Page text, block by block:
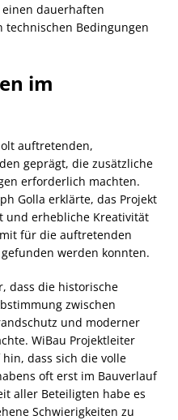
dauerhaften
Bedingungen
im
auftretenden,
geprägt, die zusätzliche
erforderlich machten.
Golla erklärte, das Projekt
und erhebliche Kreativität
für die auftretenden
werden konnten.
dass die historische
zwischen
und moderner
WiBau Projektleiter
dass sich die volle
oft erst im Bauverlauf
aller Beteiligten habe es
Schwierigkeiten zu